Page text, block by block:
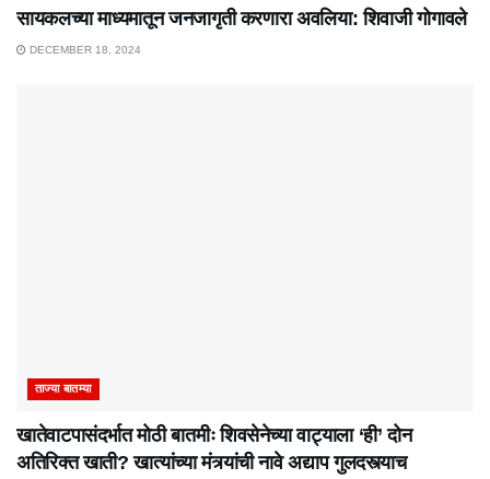
सायकलच्या माध्यमातून जनजागृती करणारा अवलिया: शिवाजी गोगावले
DECEMBER 18, 2024
ताज्या बातम्या
खातेवाटपासंदर्भात मोठी बातमीः शिवसेनेच्या वाट्याला ‘ही’ दोन
अतिरिक्त खाती? खात्यांच्या मंत्र्यांची नावे अद्याप गुलदस्त्याच